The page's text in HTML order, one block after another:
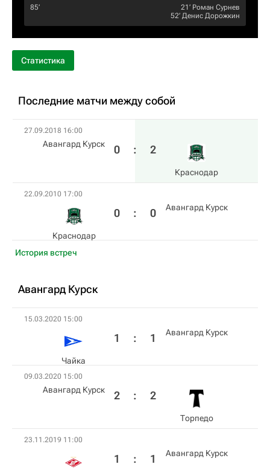
85‎’‎ 21‎’‎ Роман Сурнев
52‎’‎ Денис Дорожкин
Статистика
Последние матчи между собой
27.09.2018 16:00
Авангард Курск 0 : 2
Краснодар
22.09.2010 17:00
Краснодар
0 : 0 Авангард Курск
История встреч
Авангард Курск
15.03.2020 15:00
Чайка
1 : 1 Авангард Курск
09.03.2020 15:00
Авангард Курск 2 : 2
Торпедо
23.11.2019 11:00
1 : 1 Авангард Курск